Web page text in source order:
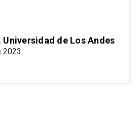
de Los Andes
2023